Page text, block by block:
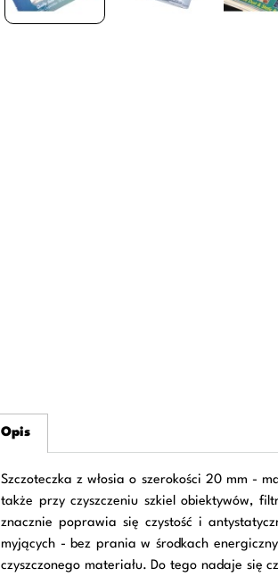
Opis
Szczoteczka z włosia o szerokości 20 mm -
także przy czyszczeniu szkiel obiektywów,
znacznie poprawia się czystość i
myjących - bez prania w środkach
czyszczonego materiału. Do tego nadaje się